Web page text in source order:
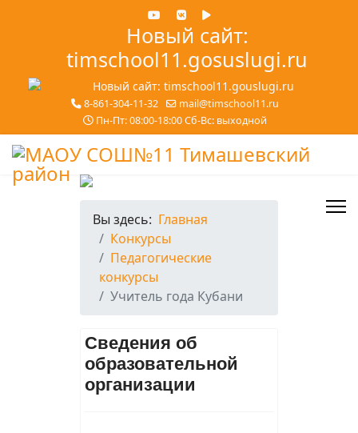
Новый сайт:
timschool11.gosuslugi.ru
8-861-304-11-32
mail@timschool11.ru
Пн-Пт: 08:00-18:00 Сб-Вс: выходной
Вы здесь: Главная
Конкурсы
Педагогические
конкурсы
Учитель года Кубани
Сведения об
образовательной
организации